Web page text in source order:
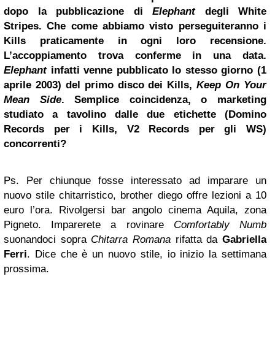
dopo la pubblicazione di Elephantdegli White
Stripes. Che come abbiamo visto perseguiteranno i
Kills praticamente in ogni loro recensione.
L’accoppiamento trova conferme in una data.
Elephantinfatti venne pubblicato lo stesso giorno (1
aprile 2003) del primo disco dei Kills,Keep On Your
Mean Side. Semplice coincidenza, o marketing
studiato a tavolino dalle due etichette (Domino
Records per i Kills, V2 Records per gli WS)
concorrenti?
Ps. Per chiunque fosse interessato ad imparare un
nuovo stile chitarristico, brother diego offre lezioni a 10
euro l’ora. Rivolgersi bar angolo cinema Aquila, zona
Pigneto. Imparerete a rovinare Comfortably Numb
suonandoci sopra Chitarra Romana rifatta daGabriella
Ferri. Dice che è un nuovo stile, io inizio la settimana
prossima.